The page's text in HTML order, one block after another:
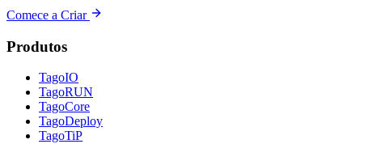
Comece a Criar
Produtos
TagoIO
TagoRUN
TagoCore
TagoDeploy
TagoTiP